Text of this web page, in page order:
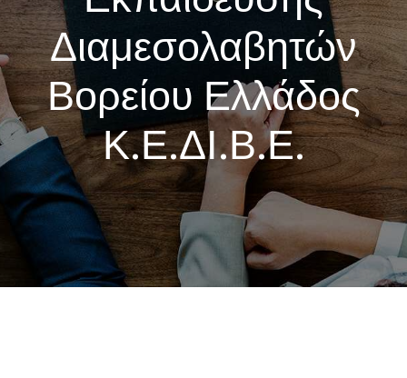
Διαμεσολαβητών
Βορείου Ελλάδος
Κ.Ε.ΔΙ.Β.Ε.